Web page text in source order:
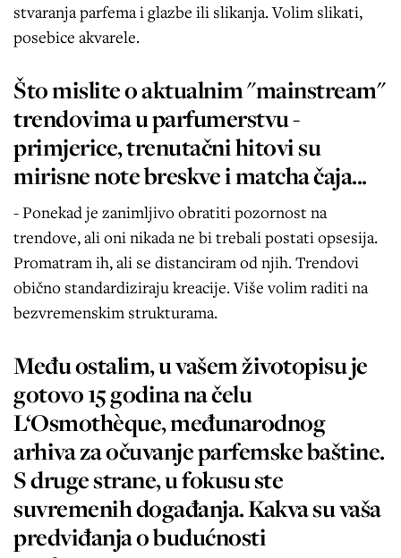
stvaranja parfema i glazbe ili slikanja. Volim slikati,
posebice akvarele.
Što mislite o aktualnim "mainstream"
trendovima u parfumerstvu -
primjerice, trenutačni hitovi su
mirisne note breskve i matcha čaja...
- Ponekad je zanimljivo obratiti pozornost na
trendove, ali oni nikada ne bi trebali postati opsesija.
Promatram ih, ali se distanciram od njih. Trendovi
obično standardiziraju kreacije. Više volim raditi na
bezvremenskim strukturama.
Među ostalim, u vašem životopisu je
gotovo 15 godina na čelu
L‘Osmothèque, međunarodnog
arhiva za očuvanje parfemske baštine.
S druge strane, u fokusu ste
suvremenih događanja. Kakva su vaša
predviđanja o budućnosti